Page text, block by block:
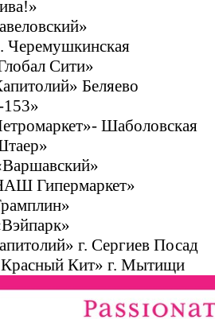
Сити»
Беляево
Шаболовская
Гипермаркет»
г. Сергиев Посад
Кит» г. Мытищи